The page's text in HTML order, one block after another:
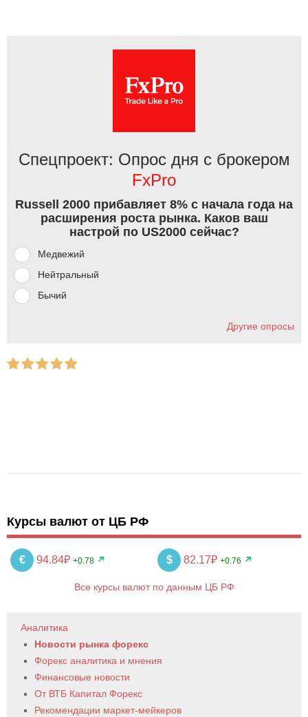
Спецпроект: Опрос дня с брокером
FxPro
Russell 2000 прибавляет 8% с начала года на
расширения роста рынка. Каков ваш
настрой по US2000 сейчас?
Медвежий
Нейтральный
Бычий
Другие опросы
Курсы валют от ЦБ РФ
€ 94.84₽ +0.78 $ 82.17₽ +0.76
Все курсы валют по данным ЦБ РФ
Аналитика
Новости рынка форекс
Форекс аналитика и мнения
Финансовые новости
От ВТБ Капитал Форекс
Рекомендации маркет-мейкеров